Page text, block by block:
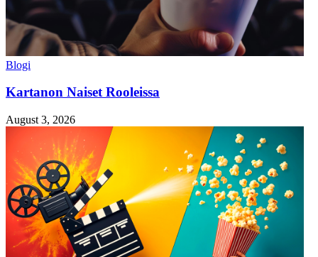
Blogi
Kartanon Naiset Rooleissa
August 3, 2026